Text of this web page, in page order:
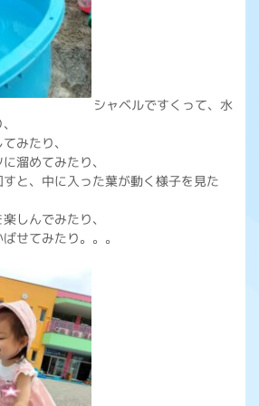
シャベルですくって、水
みたり、
溜めてみたり、
と、中に入った葉が動く様子を見た
しんでみたり、
せてみたり。。。